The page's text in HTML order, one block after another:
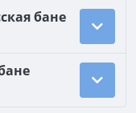
бане